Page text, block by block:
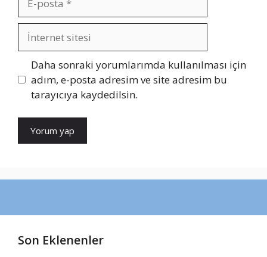
posta
İnternet
sitesi
Daha sonraki yorumlarımda kullanılması için
adım, e-posta adresim ve site adresim bu
tarayıcıya kaydedilsin.
Son Eklenenler